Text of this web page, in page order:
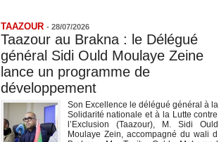
TAAZOUR - 28/07/2026
Taazour au Brakna : le Délégué
général Sidi Ould Moulaye Zeine
lance un programme de
développement
Son Excellence le délégué général à la
Solidarité nationale et à la Lutte contre
l’Exclusion (Taazour), M. Sidi Ould
Moulaye Zein, accompagné du wali d